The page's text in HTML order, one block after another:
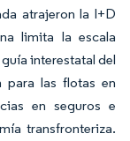
atrajeron la I+D
limita la escala
interestatal del
las flotas en
en seguros e
transfronteriza.